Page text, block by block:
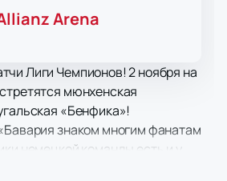
Arena
Лиги Чемпионов! 2 ноября на
мюнхенская
«Бенфика»!
знаком многим фанатам
немецкой команды есть и у
является самым